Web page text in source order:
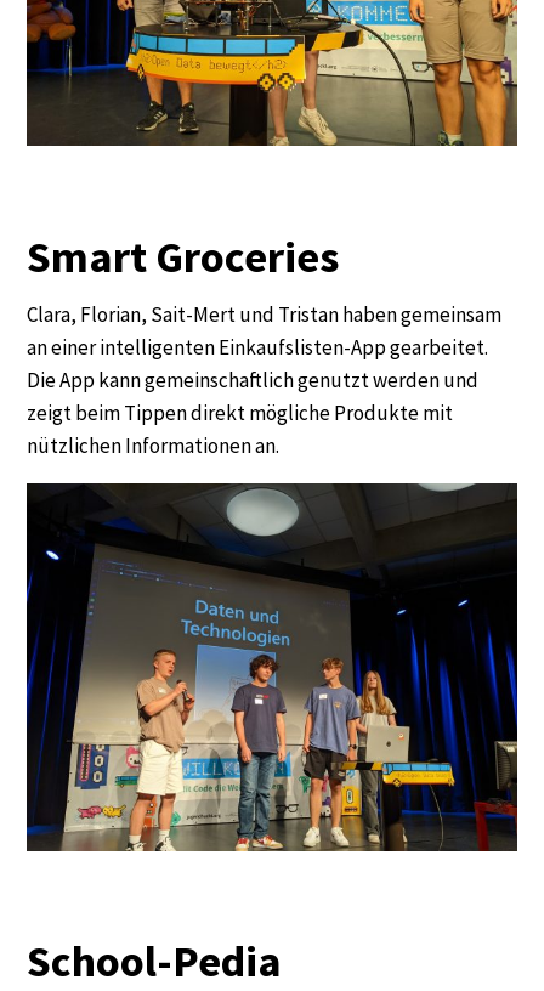
Smart Groceries
Clara, Florian, Sait-Mert und Tristan haben gemeinsam
an einer intelligenten Einkaufslisten-App gearbeitet.
Die App kann gemeinschaftlich genutzt werden und
zeigt beim Tippen direkt mögliche Produkte mit
nützlichen Informationen an.
School-Pedia